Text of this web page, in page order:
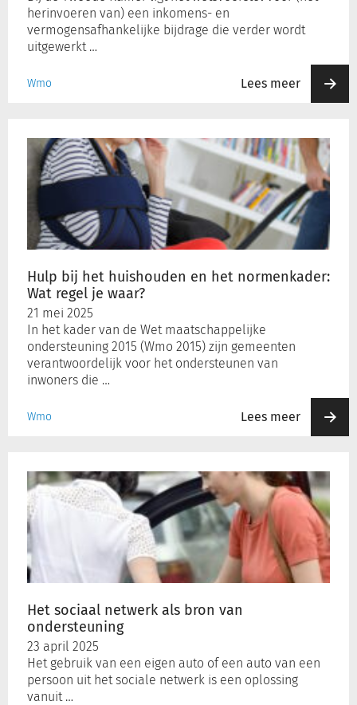
herinvoeren van) een inkomens- en
vermogensafhankelijke bijdrage die verder wordt
uitgewerkt …
Wmo Lees meer
Hulp bij het huishouden en het normenkader:
Wat regel je waar?
21 mei 2025
In het kader van de Wet maatschappelijke
ondersteuning 2015 (Wmo 2015) zijn gemeenten
verantwoordelijk voor het ondersteunen van
inwoners die …
Wmo Lees meer
huishouden
normenkader:
Wat
regel
waar?
Het sociaal netwerk als bron van
ondersteuning
23 april 2025
Het gebruik van een eigen auto of een auto van een
persoon uit het sociale netwerk is een oplossing
vanuit …
sociaal
netwerk
bron
ondersteuning